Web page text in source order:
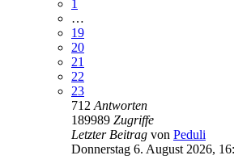
1
…
19
20
21
22
23
712 Antworten
189989 Zugriffe
Letzter Beitrag von Peduli
Donnerstag 6. August 2026,